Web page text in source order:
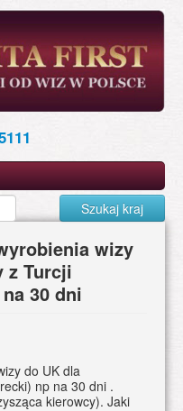
Szukaj kraj
wizy
z Turcji
30 dni
do UK dla
np na 30 dni .
kierowcy). Jaki